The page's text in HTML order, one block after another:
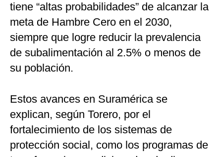
tiene “altas probabilidades” de alcanzar la
meta de Hambre Cero en el 2030,
siempre que logre reducir la prevalencia
de subalimentación al 2.5% o menos de
su población.
Estos avances en Suramérica se
explican, según Torero, por el
fortalecimiento de los sistemas de
protección social, como los programas de